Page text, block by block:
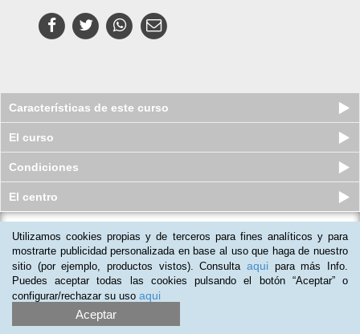
Características de este curso
El curso
Condiciones
El centro
Curso a distancia (Online)
Resolución de Conflictos en los
Ser...
Plazas disponibles
32.348
Utilizamos cookies propias y de terceros para fines analíticos y para
mostrarte publicidad personalizada en base al uso que haga de nuestro
sitio (por ejemplo, productos vistos). Consulta aqui para más Info.
Puedes aceptar todas las cookies pulsando el botón “Aceptar” o
configurar/rechazar su uso aqui
Aceptar